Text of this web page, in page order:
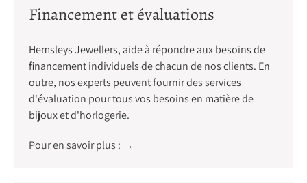
Financement et évaluations
Hemsleys Jewellers, aide à répondre aux besoins de
financement individuels de chacun de nos clients. En
outre, nos experts peuvent fournir des services
d'évaluation pour tous vos besoins en matière de
bijoux et d'horlogerie.
Pour en savoir plus : →